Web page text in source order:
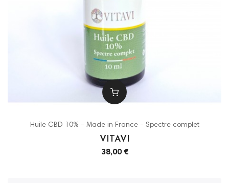
Huile CBD 10% - Made in France - Spectre complet
VITAVI
38,00 €